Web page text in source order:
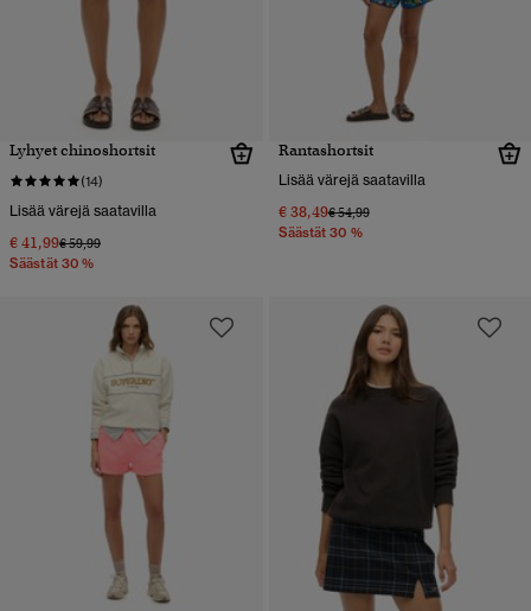
Lyhyet chinoshortsit
(14)
Lisää värejä saatavilla
€ 41,99Hinta alennettu hinnasta
€ 59,99hintaan
Säästät 30 %
Rantashortsit
Lisää värejä saatavilla
€ 38,49Hinta alennettu hinnasta
€ 54,99hintaan
Säästät 30 %